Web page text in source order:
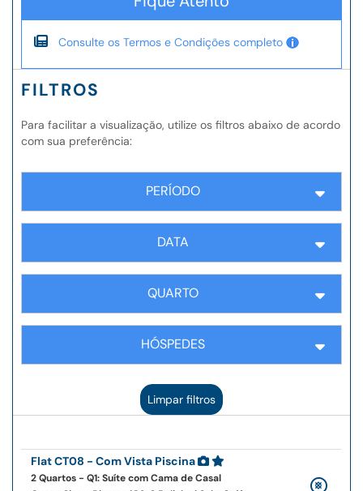
Consulte os Termos e Condições completo
FILTROS
Para facilitar a visualização, utilize os filtros abaixo de acordo
com sua preferência:
PERÍODO
DATA
QUARTO
HÓSPEDES
Limpar filtros
Flat CT08 - Com Vista Piscina
2 Quartos - Q1: Suíte com Cama de Casal